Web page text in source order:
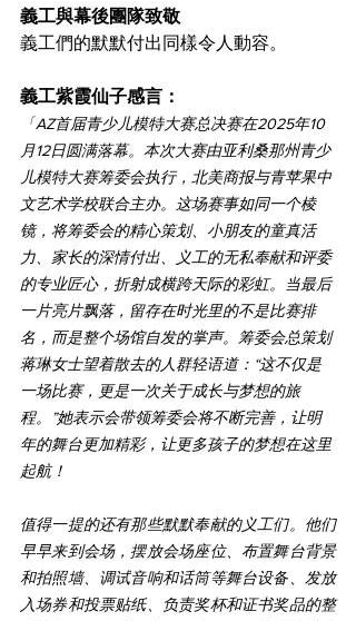
義工與幕後團隊致敬
義工們的默默付出同樣令人動容。
義工紫霞仙子感言：
「AZ首届青少儿模特大赛总决赛在2025年10
月12日圆满落幕。本次大赛由亚利桑那州青少
儿模特大赛筹委会执行，北美商报与青苹果中
文艺术学校联合主办。这场赛事如同一个棱
镜，将筹委会的精心策划、小朋友的童真活
力、家长的深情付出、义工的无私奉献和评委
的专业匠心，折射成横跨天际的彩虹。当最后
一片亮片飘落，留存在时光里的不是比赛排
名，而是整个场馆自发的掌声。筹委会总策划
蒋琳女士望着散去的人群轻语道：“这不仅是
一场比赛，更是一次关于成长与梦想的旅
程。”她表示会带领筹委会将不断完善，让明
年的舞台更加精彩，让更多孩子的梦想在这里
起航！
值得一提的还有那些默默奉献的义工们。他们
早早来到会场，摆放会场座位、布置舞台背景
和拍照墙、调试音响和话筒等舞台设备、发放
入场券和投票贴纸、负责奖杯和证书奖品的整